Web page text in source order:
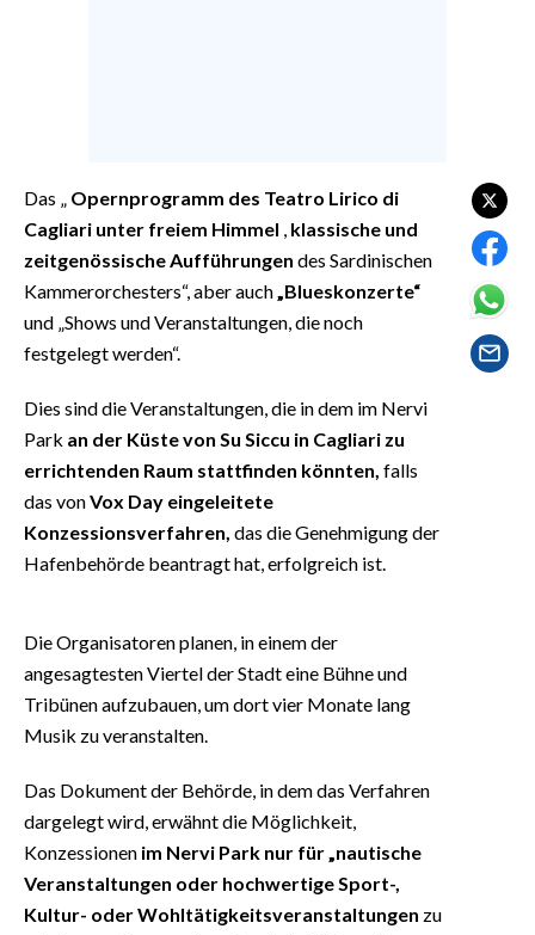
GOSSIP
SARDI NEL MONDO
NOTIZIE
EVENTI
INSULARITÀ
FOTO
VIDEO
ABBONATI
NECROLOGI
SPIAGGE
STORE
Das „ Opernprogramm des Teatro Lirico di
Cagliari unter freiem Himmel klassische und
zeitgenössische Aufführungen des Sardinischen
Kammerorchesters“, aber auch „Blueskonzerte“
und „Shows und Veranstaltungen, die noch
festgelegt werden“.
Dies sind die Veranstaltungen, die in dem im Nervi
Park an der Küste von Su Siccu in Cagliari zu
errichtenden Raum stattfinden könnten, falls
das vonVox Day eingeleitete
Konzessionsverfahren, das die Genehmigung der
Hafenbehörde beantragt hat, erfolgreich ist.
Die Organisatoren planen, in einem der
angesagtesten Viertel der Stadt eine Bühne und
Tribünen aufzubauen, um dort vier Monate lang
Musik zu veranstalten.
Das Dokument der Behörde, in dem das Verfahren
dargelegt wird, erwähnt die Möglichkeit,
Konzessionen im Nervi Park nur für „nautische
Veranstaltungen oder hochwertige Sport-,
Kultur- oder Wohltätigkeitsveranstaltungen zu